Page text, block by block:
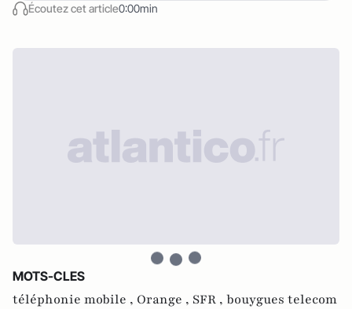
Écoutez cet article0:00min
MOTS-CLES
téléphonie mobile , Orange , SFR , bouygues telecom